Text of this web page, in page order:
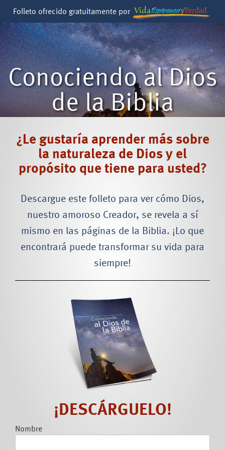
Folleto ofrecido gratuitamente por
Conociendo al Dios
de la Biblia
¿Le gustaría aprender más sobre
la naturaleza de Dios y el
propósito que tiene para usted?
Descargue este folleto para ver cómo Dios,
nuestro amoroso Creador, se revela a sí
mismo en las páginas de la Biblia. ¡Lo que
encontrará puede transformar su vida para
siempre!
¡DESCÁRGUELO!
Leave
Nombre